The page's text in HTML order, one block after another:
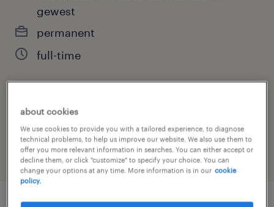
gewest
permanent
full-time
job category
health & social care, practitioner & technician
about cookies
We use cookies to provide you with a tailored experience, to diagnose
technical problems, to help us improve our website. We also use them to
offer you more relevant information in searches. You can either accept or
decline them, or click "customize" to specify your choice. You can
change your options at any time. More information is in our cookie
policy.